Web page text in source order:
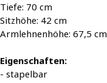
Tiefe: 70 cm
Sitzhöhe: 42 cm
Armlehnenhöhe: 67,5 cm
Eigenschaften:
- stapelbar